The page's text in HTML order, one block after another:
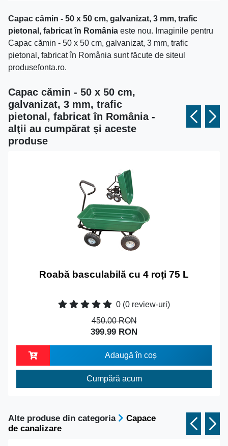
Capac cămin - 50 x 50 cm, galvanizat, 3 mm, trafic
pietonal, fabricat în România este nou. Imaginile pentru
Capac cămin - 50 x 50 cm, galvanizat, 3 mm, trafic
pietonal, fabricat în România sunt făcute de siteul
produsefonta.ro.
Capac cămin - 50 x 50 cm,
galvanizat, 3 mm, trafic
pietonal, fabricat în România -
alţii au cumpărat şi aceste
produse
Roabă basculabilă cu 4 roți 75 L
0 (0 review-uri)
450.00 RON
399.99 RON
Adaugă în coș
Cumpără acum
Alte produse din categoria
Capace
de canalizare